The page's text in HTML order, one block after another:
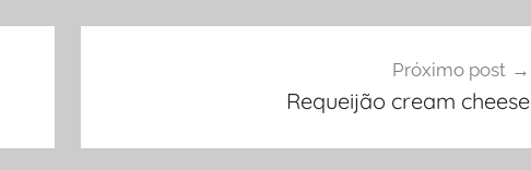
Próximo post
Requeijão cream cheese